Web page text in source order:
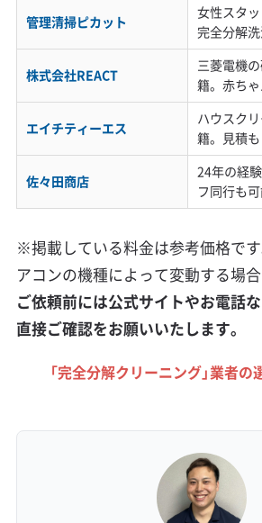
中留守にしがちな生活がカ
す。また、エリアごとの駐
追加料金や作業できないリ
ため、事前の確認が賢明です
生活汚れの特徴
イオンモール四條畷周辺では
けて洗濯物を「部屋干し」する
内の湿度が上がってカビが育
フスタイルでは、日中締め切
こともあります。山間部では
虫が侵入し、悪臭や故障の原
管理清掃ピカット
女性スタ
完全分解洗
株式会社REACT
三菱電機
籍。赤ち
エイチティーエス
ハウスク
籍。見積
佐々田商店
24年の経
フ同行も
※掲載している料金は参考価格で
アコンの機種によって変動する場合
ご依頼前には公式サイトやお電話
直接ご確認をお願いいたします。
「完全分解クリーニング」業者